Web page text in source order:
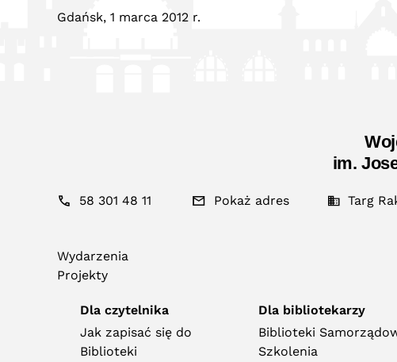
Gdańsk, 1 marca 2012 r.
im.
58 301 48 11 Pokaż adres Targ
Wydarzenia
Projekty
Dla czytelnika
Jak zapisać się do
Biblioteki
Dla bibliotekarzy
Biblioteki
Szkolenia